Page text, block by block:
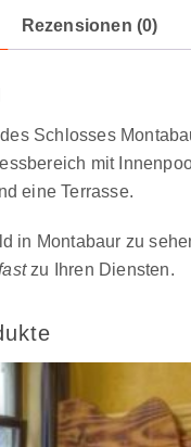
Rezensionen (0)
Schlosses
mit
eine Terrasse.
in Montabaur zu
zu Ihren Diensten.